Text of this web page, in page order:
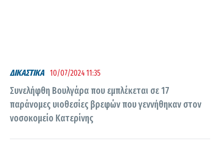
ΔΙΚΑΣΤΙΚΑ 10/07/2024 11:35
Συνελήφθη Βουλγάρα που εμπλέκεται σε 17
παράνομες υιοθεσίες βρεφών που γεννήθηκαν στον
νοσοκομείο Κατερίνης